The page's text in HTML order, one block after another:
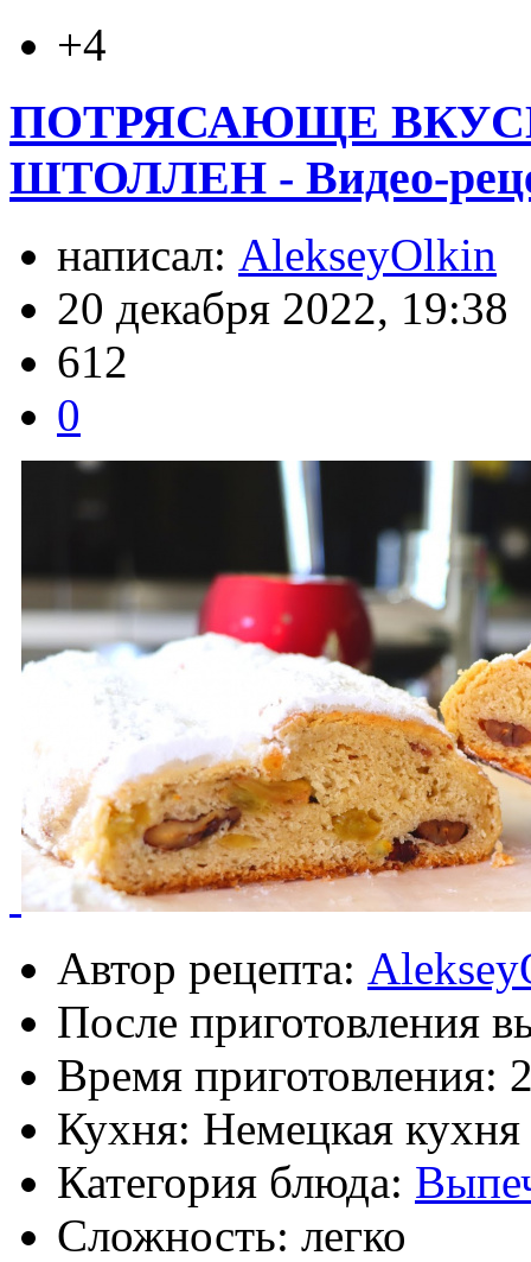
+4
ПОТРЯСАЮЩЕ
ШТОЛЛЕН - Видео-
написал: AlekseyOlkin
20 декабря 2022, 19:38
612
0
Автор рецепта:
После приготовления
Время приготовления:
Кухня: Немецкая кухня
Категория блюда:
Сложность: легко